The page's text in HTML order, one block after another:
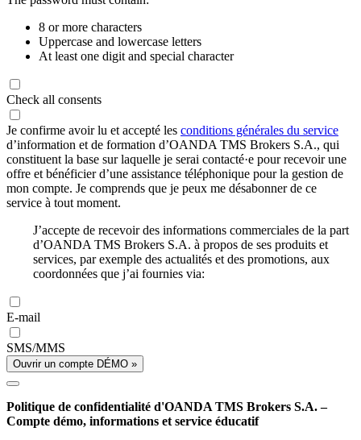
8 or more characters
Uppercase and lowercase letters
At least one digit and special character
Check all consents
Je confirme avoir lu et accepté les conditions générales du service
d’information et de formation d’OANDA TMS Brokers S.A., qui
constituent la base sur laquelle je serai contacté·e pour recevoir une
offre et bénéficier d’une assistance téléphonique pour la gestion de
mon compte. Je comprends que je peux me désabonner de ce
service à tout moment.
J’accepte de recevoir des informations commerciales de la part
d’OANDA TMS Brokers S.A. à propos de ses produits et
services, par exemple des actualités et des promotions, aux
coordonnées que j’ai fournies via:
E-mail
SMS/MMS
Ouvrir un compte DÉMO »
Politique de confidentialité d'OANDA TMS Brokers S.A. –
Compte démo, informations et service éducatif